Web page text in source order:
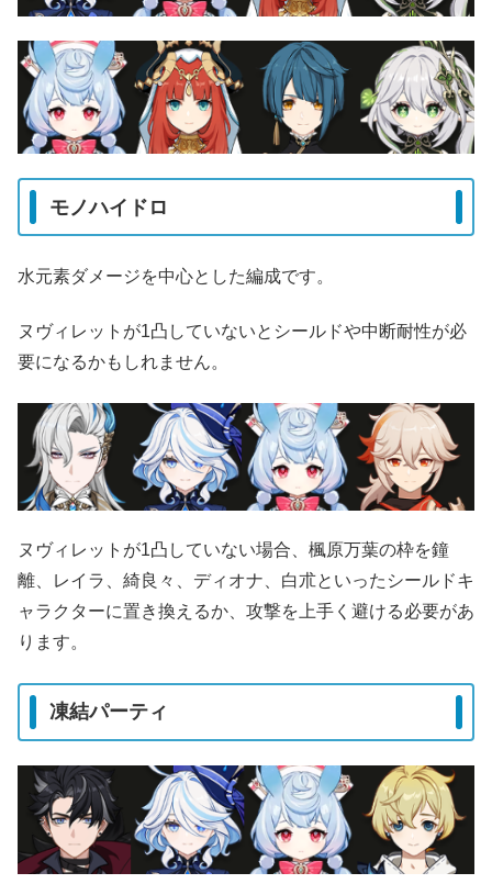
モノハイドロ
水元素ダメージを中心とした編成です。
ヌヴィレットが1凸していないとシールドや中断耐性が必
要になるかもしれません。
ヌヴィレットが1凸していない場合、楓原万葉の枠を鐘
離、レイラ、綺良々、ディオナ、白朮といったシールドキ
ャラクターに置き換えるか、攻撃を上手く避ける必要があ
ります。
凍結パーティ